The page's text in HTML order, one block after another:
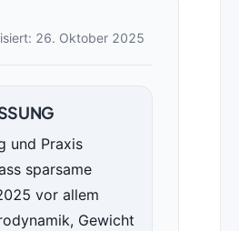
26. Oktober 2025
und Praxis
sparsame
vor allem
Gewicht